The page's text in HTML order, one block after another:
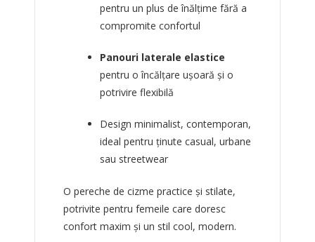
pentru un plus de înălțime fără a
compromite confortul
Panouri laterale elastice
pentru o încălțare ușoară și o
potrivire flexibilă
Design minimalist, contemporan,
ideal pentru ținute casual, urbane
sau streetwear
O pereche de cizme practice și stilate,
potrivite pentru femeile care doresc
confort maxim și un stil cool, modern.